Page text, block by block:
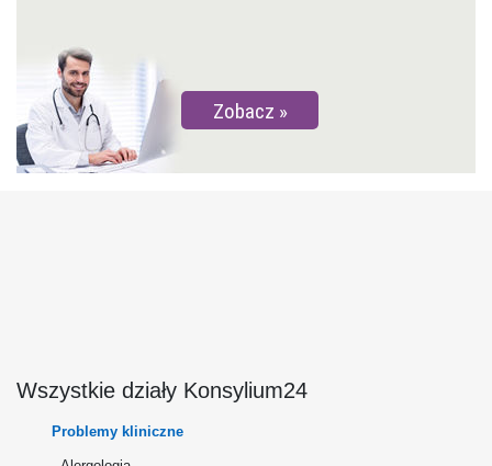
Zobacz
Wszystkie działy Konsylium24
Problemy kliniczne